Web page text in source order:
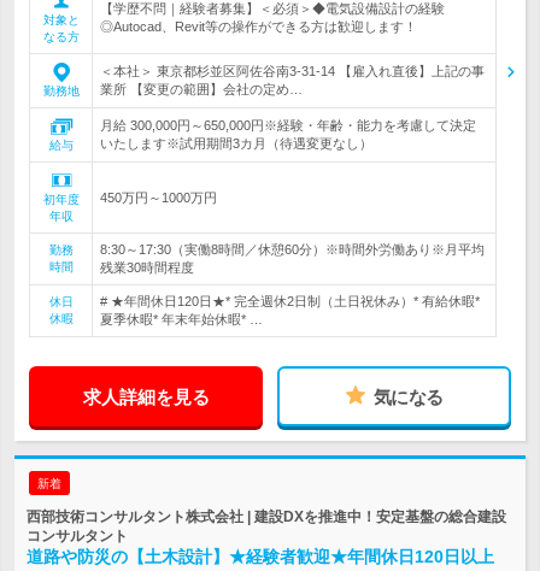
対象と
なる方
【学歴不問｜経験者募集】＜必須＞◆電気設備設計の経験
◎Autocad、Revit等の操作ができる方は歓迎します！
勤務地
＜本社＞ 東京都杉並区阿佐谷南3-31-14 【雇入れ直後】上記の事
業所 【変更の範囲】会社の定め…
給与
月給 300,000円～650,000円※経験・年齢・能力を考慮して決定
いたします※試用期間3カ月（待遇変更なし）
初年度
年収
450万円～1000万円
勤務
時間
8:30～17:30（実働8時間／休憩60分）※時間外労働あり※月平均
残業30時間程度
休日
休暇
# ★年間休日120日★* 完全週休2日制（土日祝休み）* 有給休暇*
夏季休暇* 年末年始休暇* …
求人詳細を見る 気になる
新着
西部技術コンサルタント株式会社 | 建設DXを推進中！安定基盤の総合建設
コンサルタント
道路や防災の【土木設計】★経験者歓迎★年間休日120日以上